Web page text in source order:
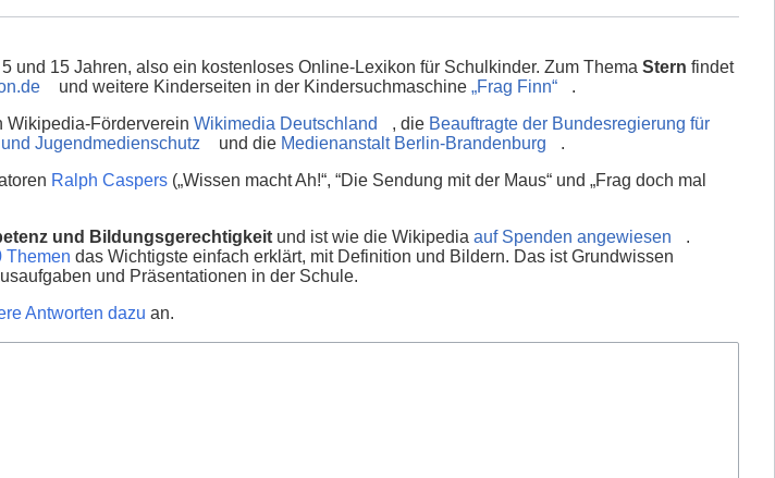
und 15 Jahren, also ein kostenloses Online-Lexikon für Schulkinder. Zum Thema Stern findet
und weitere Kinderseiten in der Kindersuchmaschine „Frag Finn“
.
Wikipedia-Förderverein Wikimedia Deutschland , die Beauftragte der Bundesregierung für
Jugendmedienschutz und die Medienanstalt Berlin-Brandenburg
.
Ralph Caspers („Wissen macht Ah!“, “Die Sendung mit der Maus“ und „Frag doch mal
und Bildungsgerechtigkeit und ist wie die Wikipedia auf Spenden angewiesen
.
Themen das Wichtigste einfach erklärt, mit Definition und Bildern. Das ist Grundwissen
und Präsentationen in der Schule.
Antworten dazu an.